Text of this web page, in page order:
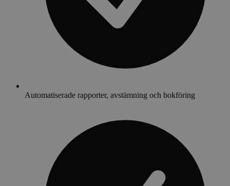
Automatiserade rapporter, avstämning och bokföring